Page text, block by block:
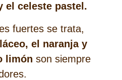
el celeste pastel.
fuertes se trata,
el naranja y
limón son siempre